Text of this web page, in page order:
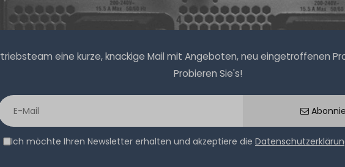
eine kurze, knackige Mail mit Angeboten, neu eingetroffenen
Probieren Sie's!
Ich möchte Ihren Newsletter erhalten und akzeptiere die